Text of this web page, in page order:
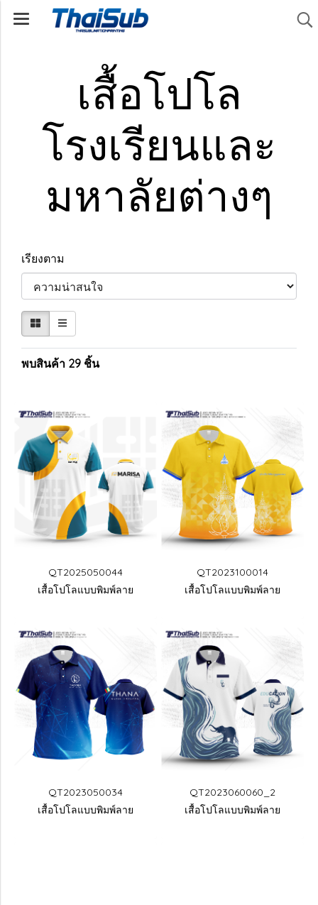
เสื้อโปโล
โรงเรียนและ
มหาลัยต่างๆ
เรียงตาม
พบสินค้า 29 ชิ้น
QT2025050044
เสื้อโปโลแบบพิมพ์ลาย
QT2023100014
เสื้อโปโลแบบพิมพ์ลาย
QT2023050034
เสื้อโปโลแบบพิมพ์ลาย
QT2023060060_2
เสื้อโปโลแบบพิมพ์ลาย